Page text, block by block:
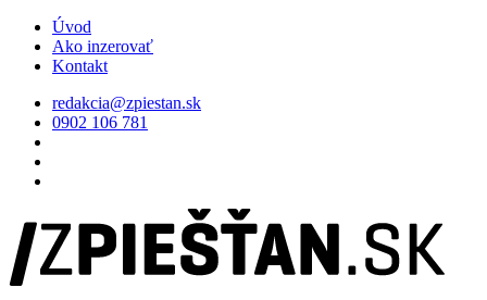
Úvod
Ako inzerovať
Kontakt
redakcia@zpiestan.sk
0902 106 781